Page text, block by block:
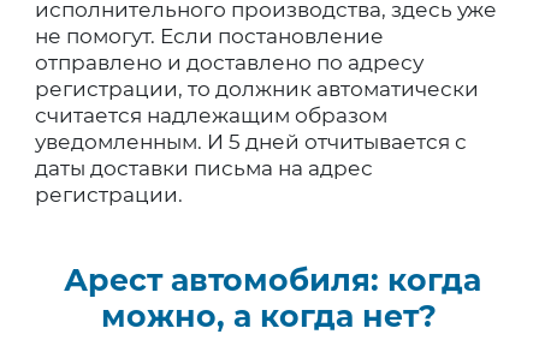
исполнительного производства, здесь уже
не помогут. Если постановление
отправлено и доставлено по адресу
регистрации, то должник автоматически
считается надлежащим образом
уведомленным. И 5 дней отчитывается с
даты доставки письма на адрес
регистрации.
Арест автомобиля: когда
можно, а когда нет?